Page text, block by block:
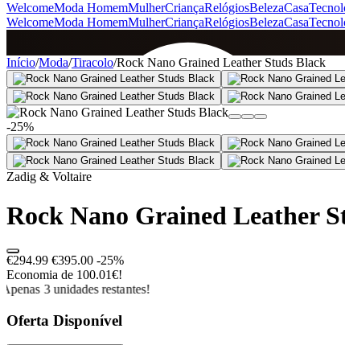
WelcomeModa HomemMulherCriançaRelógiosBelezaCasa
WelcomeModa HomemMulherCriançaRelógiosBelezaCasa
SINCE 2005
+de 36.000 reviews
Início/Moda/Tiracolo/Rock Nano Grained Leather Studs Black
-25%
Zadig & Voltaire
Rock Nano Grained Leather
€294.99 €395.00 -25%
Economia de 100.01€!
Apenas 3 unidades restantes!
Oferta Disponível